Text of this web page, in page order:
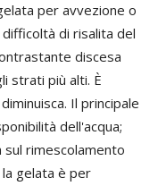
per avvezione o
di risalita del
discesa
strati più alti. È
Il principale
dell'acqua;
rimescolamento
gelata è per